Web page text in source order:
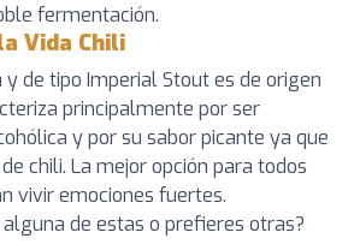
fermentación.
Vida Chili
de tipo Imperial Stout es de origen
principalmente por ser
y por su sabor picante ya que
chili. La mejor opción para todos
vivir emociones fuertes.
de estas o prefieres otras?